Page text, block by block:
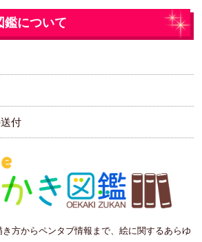
鑑について
付
方からペンタブ情報まで、絵に関するあらゆ